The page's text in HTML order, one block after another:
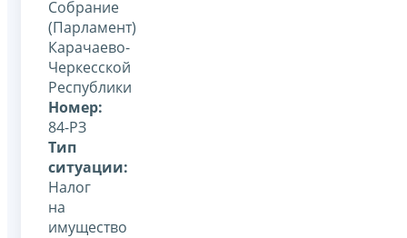
Собрание
(Парламент)
Карачаево-
Черкесской
Республики
Номер:
84-РЗ
Тип
ситуации:
Налог
на
имущество